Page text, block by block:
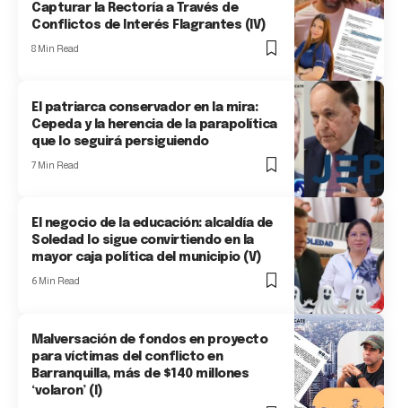
Capturar la Rectoría a Través de
Conflictos de Interés Flagrantes (IV)
8 Min Read
El patriarca conservador en la mira:
Cepeda y la herencia de la parapolítica
que lo seguirá persiguiendo
7 Min Read
El negocio de la educación: alcaldía de
Soledad lo sigue convirtiendo en la
mayor caja política del municipio (V)
6 Min Read
Malversación de fondos en proyecto
para víctimas del conflicto en
Barranquilla, más de $140 millones
‘volaron’ (I)